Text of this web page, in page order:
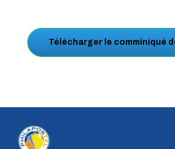
Télécharger le comminiqué